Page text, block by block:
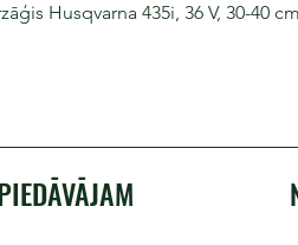
Husqvarna 435i, 36 V, 30-40